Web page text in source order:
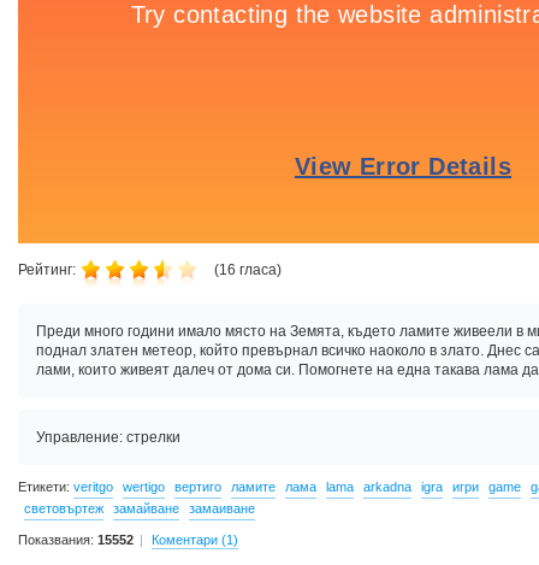
Рейтинг: (16 гласа)
Преди много години имало място на Земята, където ламите живеели в
поднал златен метеор, който превърнал всичко наоколо в злато. Днес
лами, които живеят далеч от дома си. Помогнете на една такава лама
Управление: стрелки
Етикети: veritgo wertigo вертиго ламите лама lama arkadna igra игри game
световъртеж
замайване замаиване
Показвания: 15552 Коментари (1)